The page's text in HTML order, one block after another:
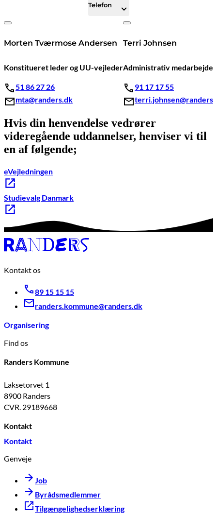
Telefon
Morten Tværmose Andersen
Konstitueret leder og UU-vejleder
51 86 27 26
mta@randers.dk
Terri Johnsen
Administrativ medarbejder
91 17 17 55
Hvis din henvendelse vedrører
videregående uddannelser, henviser vi til
en af følgende;
eVejledningen
Studievalg Danmark
Kontakt os
89 15 15 15
randers.kommune@randers.dk
Organisering
Find os
Randers Kommune
Laksetorvet 1
8900 Randers
CVR. 29189668
Kontakt
Kontakt
Genveje
Job
Byrådsmedlemmer
Tilgængelighedserklæring